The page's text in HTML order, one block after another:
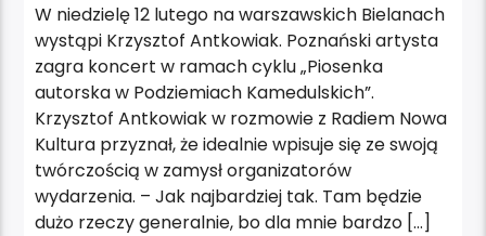
W niedzielę 12 lutego na warszawskich Bielanach
wystąpi Krzysztof Antkowiak. Poznański artysta
zagra koncert w ramach cyklu „Piosenka
autorska w Podziemiach Kamedulskich”.
Krzysztof Antkowiak w rozmowie z Radiem Nowa
Kultura przyznał, że idealnie wpisuje się ze swoją
twórczością w zamysł organizatorów
wydarzenia. – Jak najbardziej tak. Tam będzie
dużo rzeczy generalnie, bo dla mnie bardzo […]